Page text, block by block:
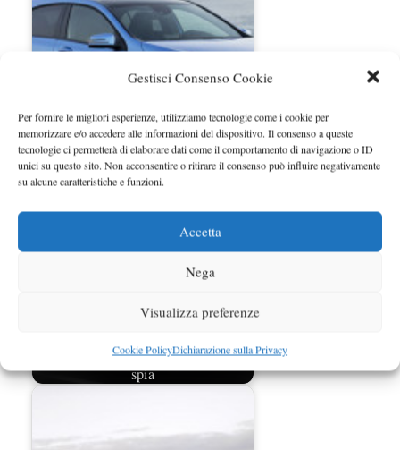
Gestisci Consenso Cookie
Per fornire le migliori esperienze, utilizziamo tecnologie come i cookie per
memorizzare e/o accedere alle informazioni del dispositivo. Il consenso a queste
tecnologie ci permetterà di elaborare dati come il comportamento di navigazione o ID
unici su questo sito. Non acconsentire o ritirare il consenso può influire negativamente
su alcune caratteristiche e funzioni.
Accetta
Nega
Visualizza preferenze
Cookie PolicyDichiarazione sulla Privacy
Mercedes Classe A e Classe B per
neopatentati al debutto
Mercedes Classe C MY 2011 foto
spia